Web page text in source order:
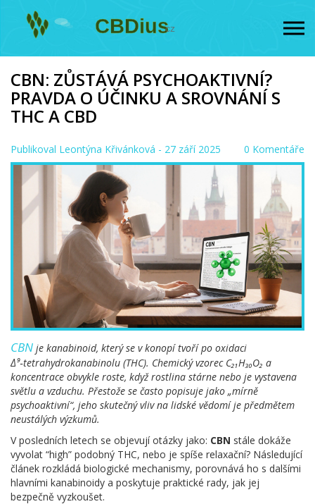
CBN: ZŮSTÁVÁ PSYCHOAKTIVNÍ?
PRAVDA O ÚČINKU A SROVNÁNÍ S
THC A CBD
Publikoval Leontýna Křivánková - 27 září 2025 0 Komentáře
CBN je kanabinoid, který se v konopí tvoří po oxidaci
Δ⁹‑tetrahydrokanabinolu (THC). Chemický vzorec C₂₁H₃₀O₂ a
koncentrace obvykle roste, když rostlina stárne nebo je vystavena
světlu a vzduchu. Přestože se často popisuje jako „mírně
psychoaktivní“, jeho skutečný vliv na lidské vědomí je předmětem
neustálých výzkumů.
V posledních letech se objevují otázky jako: CBN stále dokáže
vyvolat “high” podobný THC, nebo je spíše relaxační? Následující
článek rozkládá biologické mechanismy, porovnává ho s dalšími
hlavními kanabinoidy a poskytuje praktické rady, jak jej
bezpečně vyzkoušet.